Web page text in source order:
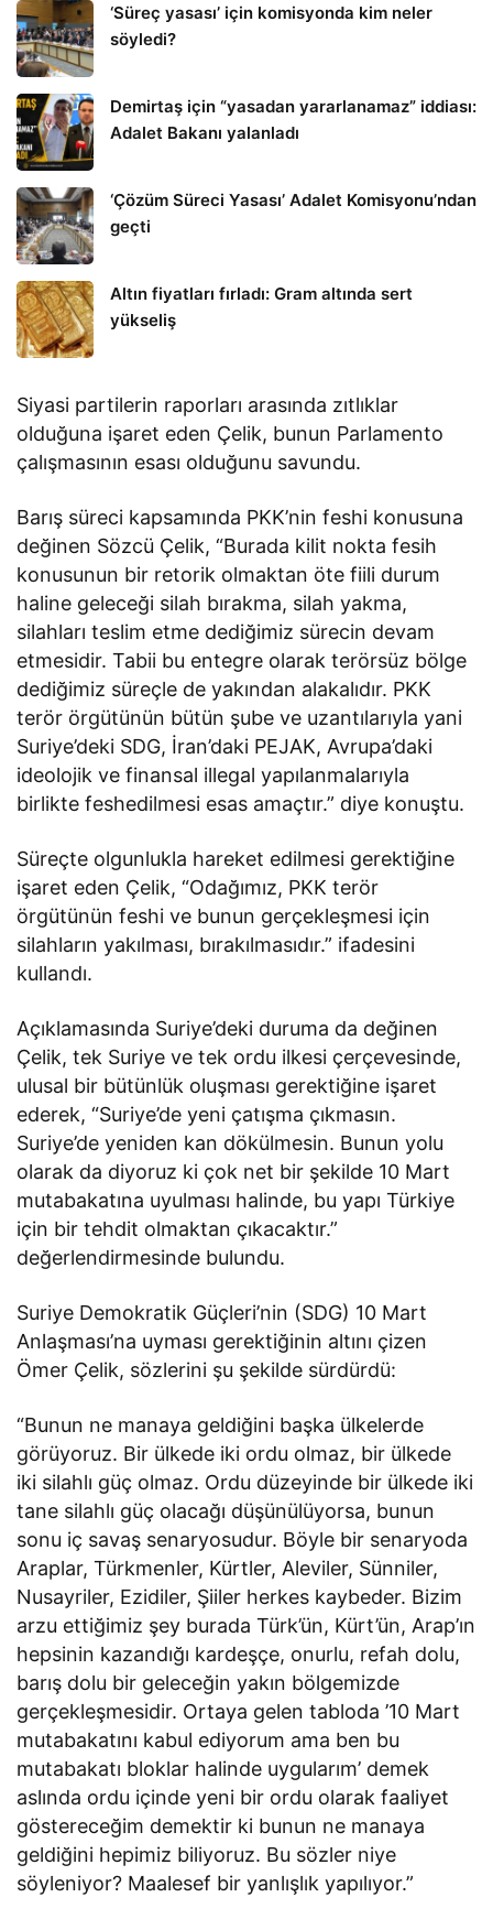
‘Süreç yasası’ için komisyonda kim neler
söyledi?
Demirtaş için “yasadan yararlanamaz” iddiası:
Adalet Bakanı yalanladı
‘Çözüm Süreci Yasası’ Adalet Komisyonu’ndan
geçti
Altın fiyatları fırladı: Gram altında sert
yükseliş
Siyasi partilerin raporları arasında zıtlıklar
olduğuna işaret eden Çelik, bunun Parlamento
çalışmasının esası olduğunu savundu.
Barış süreci kapsamında PKK’nin feshi konusuna
değinen Sözcü Çelik, “Burada kilit nokta fesih
konusunun bir retorik olmaktan öte fiili durum
haline geleceği silah bırakma, silah yakma,
silahları teslim etme dediğimiz sürecin devam
etmesidir. Tabii bu entegre olarak terörsüz bölge
dediğimiz süreçle de yakından alakalıdır. PKK
terör örgütünün bütün şube ve uzantılarıyla yani
Suriye’deki SDG, İran’daki PEJAK, Avrupa’daki
ideolojik ve finansal illegal yapılanmalarıyla
birlikte feshedilmesi esas amaçtır.” diye konuştu.
Süreçte olgunlukla hareket edilmesi gerektiğine
işaret eden Çelik, “Odağımız, PKK terör
örgütünün feshi ve bunun gerçekleşmesi için
silahların yakılması, bırakılmasıdır.” ifadesini
kullandı.
Açıklamasında Suriye’deki duruma da değinen
Çelik, tek Suriye ve tek ordu ilkesi çerçevesinde,
ulusal bir bütünlük oluşması gerektiğine işaret
ederek, “Suriye’de yeni çatışma çıkmasın.
Suriye’de yeniden kan dökülmesin. Bunun yolu
olarak da diyoruz ki çok net bir şekilde 10 Mart
mutabakatına uyulması halinde, bu yapı Türkiye
için bir tehdit olmaktan çıkacaktır.”
değerlendirmesinde bulundu.
Suriye Demokratik Güçleri’nin (SDG) 10 Mart
Anlaşması’na uyması gerektiğinin altını çizen
Ömer Çelik, sözlerini şu şekilde sürdürdü:
“Bunun ne manaya geldiğini başka ülkelerde
görüyoruz. Bir ülkede iki ordu olmaz, bir ülkede
iki silahlı güç olmaz. Ordu düzeyinde bir ülkede iki
tane silahlı güç olacağı düşünülüyorsa, bunun
sonu iç savaş senaryosudur. Böyle bir senaryoda
Araplar, Türkmenler, Kürtler, Aleviler, Sünniler,
Nusayriler, Ezidiler, Şiiler herkes kaybeder. Bizim
arzu ettiğimiz şey burada Türk’ün, Kürt’ün, Arap’ın
hepsinin kazandığı kardeşçe, onurlu, refah dolu,
barış dolu bir geleceğin yakın bölgemizde
gerçekleşmesidir. Ortaya gelen tabloda ’10 Mart
mutabakatını kabul ediyorum ama ben bu
mutabakatı bloklar halinde uygularım’ demek
aslında ordu içinde yeni bir ordu olarak faaliyet
göstereceğim demektir ki bunun ne manaya
geldiğini hepimiz biliyoruz. Bu sözler niye
söyleniyor? Maalesef bir yanlışlık yapılıyor.”